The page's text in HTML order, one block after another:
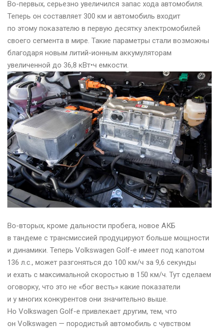
Во-первых, серьезно увеличился запас хода автомобиля.
Теперь он составляет 300 км и автомобиль входит
по этому показателю в первую десятку электромобилей
своего сегмента в мире. Такие параметры стали возможны
благодаря новым литий-ионным аккумуляторам
увеличенной до 36,8 кВт•ч емкости.
Во-вторых, кроме дальности пробега, новое АКБ
в тандеме с трансмиссией продуцируют больше мощности
и динамики. Теперь Volkswagen Golf-e имеет под капотом
136 л.с., может разгоняться до 100 км/ч за 9,6 секунды
и ехать с максимальной скоростью в 150 км/ч. Тут сделаем
оговорку, что это не «бог весть» какие показатели
и у многих конкурентов они значительно выше.
Но Volkswagen Golf-e привлекает другим, тем, что
он Volkswagen — породистый автомобиль с чувством